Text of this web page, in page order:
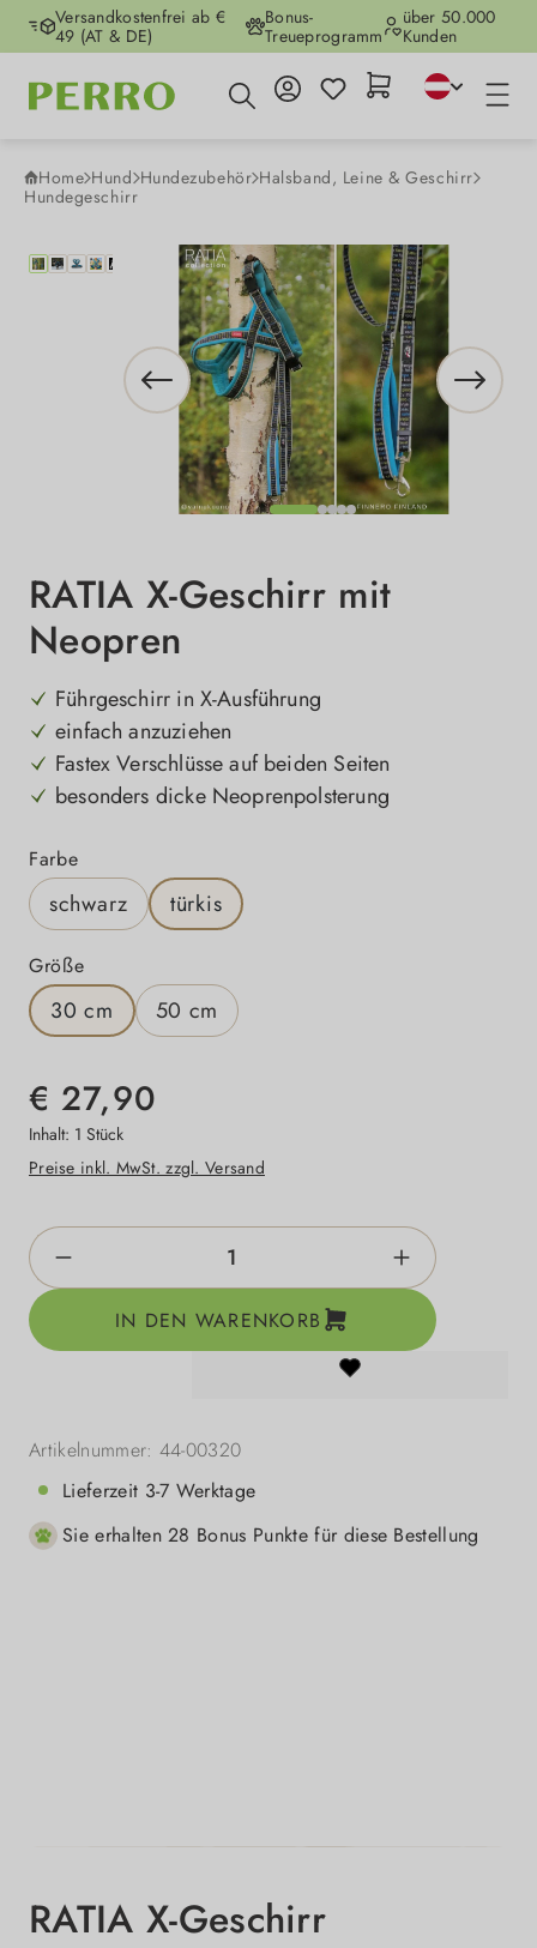
Zum Hauptinhalt springen
Versandkostenfrei ab €
49 (AT & DE)
Bonus-
Treueprogramm
über 50.000
Kunden
Home Hund Hundezubehör Halsband, Leine & Geschirr
Hundegeschirr
Bildergalerie überspringen
RATIA X-Geschirr mit
Neopren
Führgeschirr in X-Ausführung
einfach anzuziehen
Fastex Verschlüsse auf beiden Seiten
besonders dicke Neoprenpolsterung
Farbeauswählen
schwarz türkis
Größeauswählen
30 cm 50 cm
€ 27,90
Inhalt: 1 Stück
Preise inkl. MwSt. zzgl. Versand
Produkt Anzahl: Gib den gewünschten
IN DEN WARENKORB
Artikelnummer: 44-00320
Lieferzeit 3-7 Werktage
Sie erhalten 28 Bonus Punkte für diese Bestellung
RATIA X-Geschirr